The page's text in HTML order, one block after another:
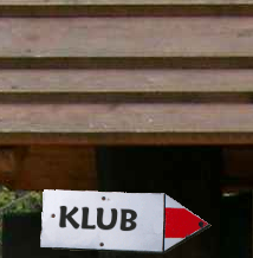
strona w